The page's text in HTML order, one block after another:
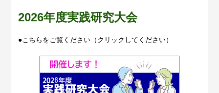
2026年度実践研究大会
●こちらをご覧ください（クリックしてください）